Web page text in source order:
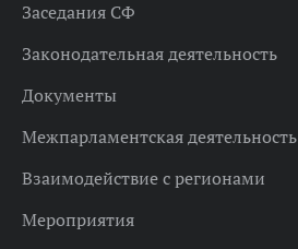
Заседания СФ
Законодательная деятельность
Документы
Межпарламентская деятельность
Взаимодействие с регионами
Мероприятия